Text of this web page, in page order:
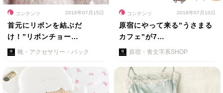
コンテンツ 2016年07月15日
首元にリボンを結ぶだ
け！”リボンチョー…
靴・アクセサリー・バック
コンテンツ 2016年07月10日
原宿にやって来る”うさまる
カフェ”が7…
原宿・青文字系SHOP